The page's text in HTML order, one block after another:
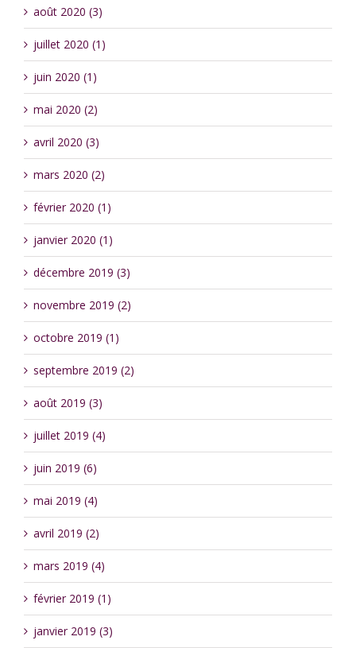
août 2020 (3)
juillet 2020 (1)
juin 2020 (1)
mai 2020 (2)
avril 2020 (3)
mars 2020 (2)
février 2020 (1)
janvier 2020 (1)
décembre 2019 (3)
novembre 2019 (2)
octobre 2019 (1)
septembre 2019 (2)
août 2019 (3)
juillet 2019 (4)
juin 2019 (6)
mai 2019 (4)
avril 2019 (2)
mars 2019 (4)
février 2019 (1)
janvier 2019 (3)